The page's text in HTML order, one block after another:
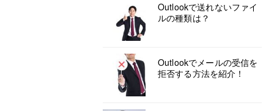
Outlookで送れないファイ
ルの種類は？
Outlookでメールの受信を
拒否する方法を紹介！